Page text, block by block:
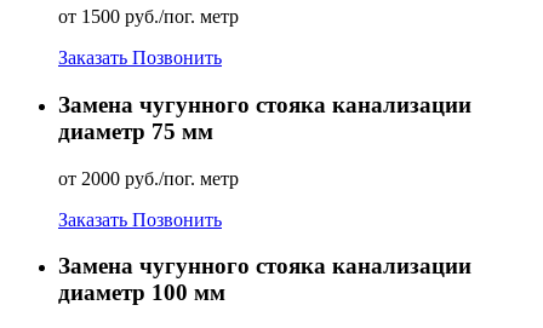
от 1500 руб./пог. метр
Заказать Позвонить
Замена чугунного стояка канализации
диаметр 75 мм
от 2000 руб./пог. метр
Заказать Позвонить
Замена чугунного стояка канализации
диаметр 100 мм